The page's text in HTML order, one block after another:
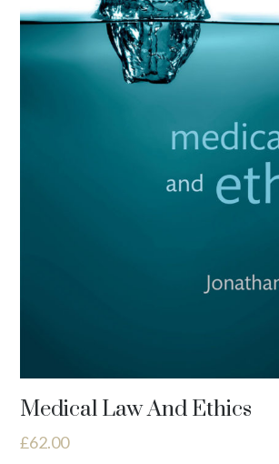
Medical Law And Ethics
£62.00